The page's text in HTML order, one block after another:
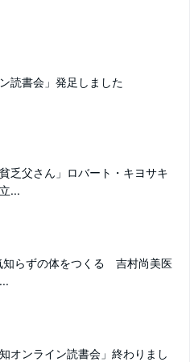
読書会」発足しました
乏父さん」ロバート・キヨサキ
...
らずの体をつくる 吉村尚美医
オンライン読書会」終わりまし